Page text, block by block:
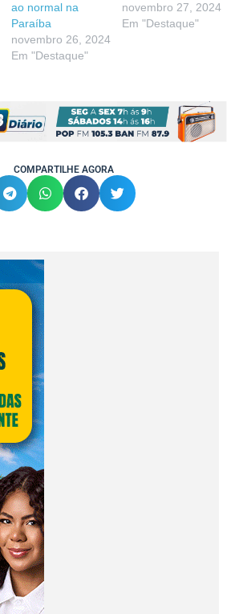
ao normal na
Paraíba
novembro 26, 2024
Em "Destaque"
novembro 27, 2024
Em "Destaque"
COMPARTILHE AGORA